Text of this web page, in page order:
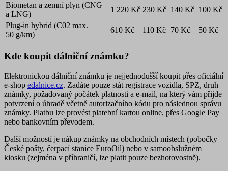
Biometan a zemní plyn (CNG
a LNG)
1 220 Kč 230 Kč 140 Kč 100 Kč
Plug-in hybrid (C02 max.
50 g/km)
610 Kč 110 Kč 70 Kč 50 Kč
Kde koupit dálniční známku?
Elektronickou dálniční známku je nejjednodušší koupit přes oficiální
e-shop edalnice.cz. Zadáte pouze stát registrace vozidla, SPZ, druh
známky, požadovaný počátek platnosti a e-mail, na který vám přijde
potvrzení o úhradě včetně autorizačního kódu pro následnou správu
známky. Platbu lze provést platební kartou online, přes Google Pay
nebo bankovním převodem.
Další možností je nákup známky na obchodních místech (pobočky
České pošty, čerpací stanice EuroOil) nebo v samoobslužném
kiosku (zejména v příhraničí, lze platit pouze bezhotovostně).